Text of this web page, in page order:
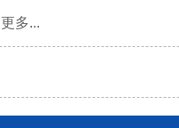
更多...